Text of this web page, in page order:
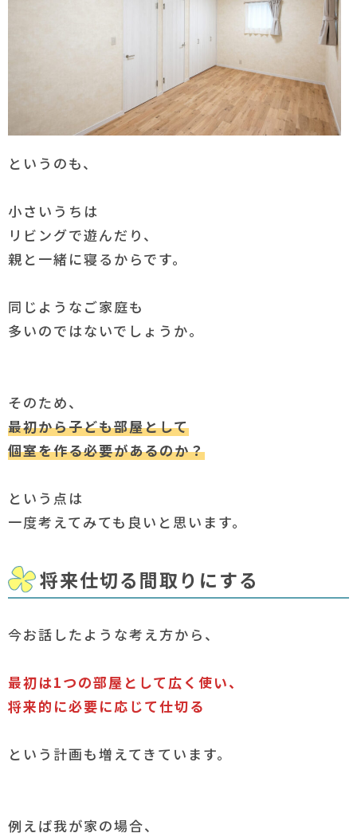
というのも、
小さいうちは
リビングで遊んだり、
親と一緒に寝るからです。
同じようなご家庭も
多いのではないでしょうか。
そのため、
最初から子ども部屋として
個室を作る必要があるのか？
という点は
一度考えてみても良いと思います。
将来仕切る間取りにする
今お話したような考え方から、
最初は1つの部屋として広く使い、
将来的に必要に応じて仕切る
という計画も増えてきています。
例えば我が家の場合、